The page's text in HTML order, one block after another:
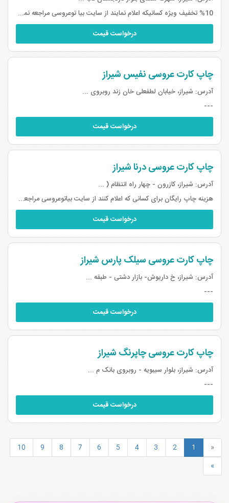
%10 تخفیف ویژه کسانیکه اعلام نمایند از سایت بیا توعروسی مراجعه نموده اند
درخواست قیمت
چاپ کارت عروسی نفیس شیراز
آدرس: شیراز، خیابان لطفعلی خان زند روبروی ...
---
درخواست قیمت
چاپ کارت عروسی درنا شیراز
آدرس: شیراز، کازرون - چهار راه انتظام ( ...
هزینه چاپ رایگان برای کسانی که اعلام کنند از سایت بیاتوعروسی مراجعه نمودند
درخواست قیمت
چاپ کارت عروسی سیلک پارس شیراز
آدرس: شیراز، خ داریوش- بازار دشتی - طبقه ...
---
درخواست قیمت
چاپ کارت عروسی چاپرنگ شیراز
آدرس: شیراز، بلوار سیبویه - روبروی بانک م ...
---
درخواست قیمت
«
1
2
3
4
5
6
7
8
9
10
»